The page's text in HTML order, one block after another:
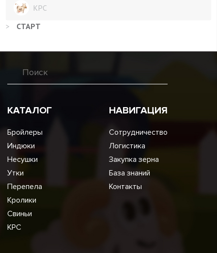
КРС
>
СТАРТ
КАТАЛОГ
Бройлеры
Индюки
Несушки
Утки
Перепела
Кролики
Свиньи
КРС
НАВИГАЦИЯ
Сотрудничество
Логистика
Закупка зерна
База знаний
Контакты